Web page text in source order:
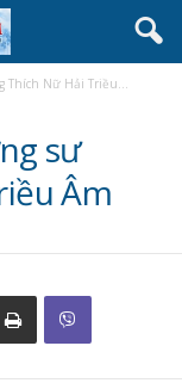
Thích Nữ Hải Triều...
sư
Âm